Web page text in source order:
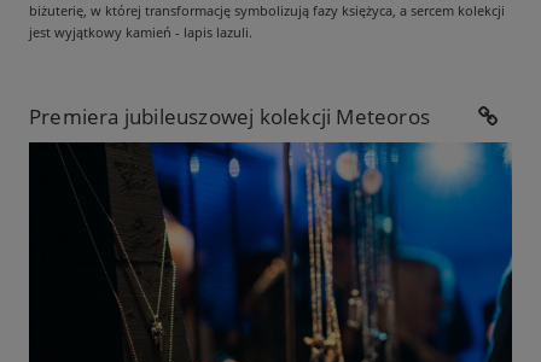
biżuterię, w której transformację symbolizują fazy księżyca, a sercem kolekcji
jest wyjątkowy kamień - lapis lazuli.
Premiera jubileuszowej kolekcji Meteoros